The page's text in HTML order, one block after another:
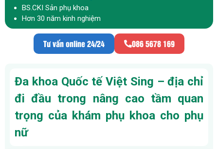
BS.CKI Sản phụ khoa
Hơn 30 năm kinh nghiệm
Tư vấn online 24/24 086 5678 169
Đa khoa Quốc tế Việt Sing – địa chỉ
đi đầu trong nâng cao tầm quan
trọng của khám phụ khoa cho phụ
nữ